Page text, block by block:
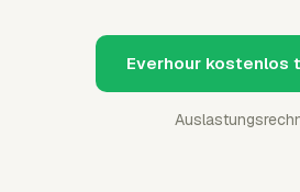
Everhour kostenlos